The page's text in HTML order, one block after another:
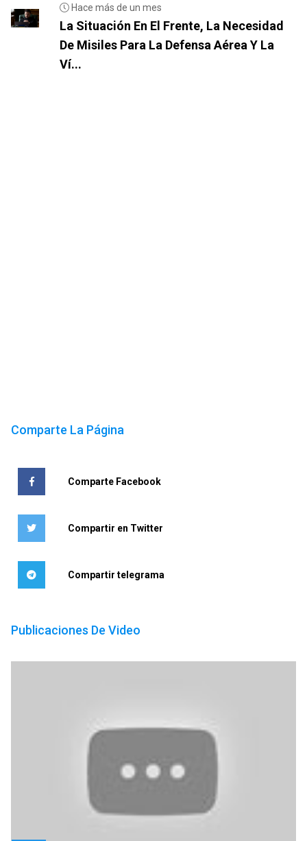
Hace más de un mes
La Situación En El Frente, La Necesidad
De Misiles Para La Defensa Aérea Y La
Ví...
Comparte La Página
Comparte Facebook
Compartir en Twitter
Compartir telegrama
Publicaciones De Video